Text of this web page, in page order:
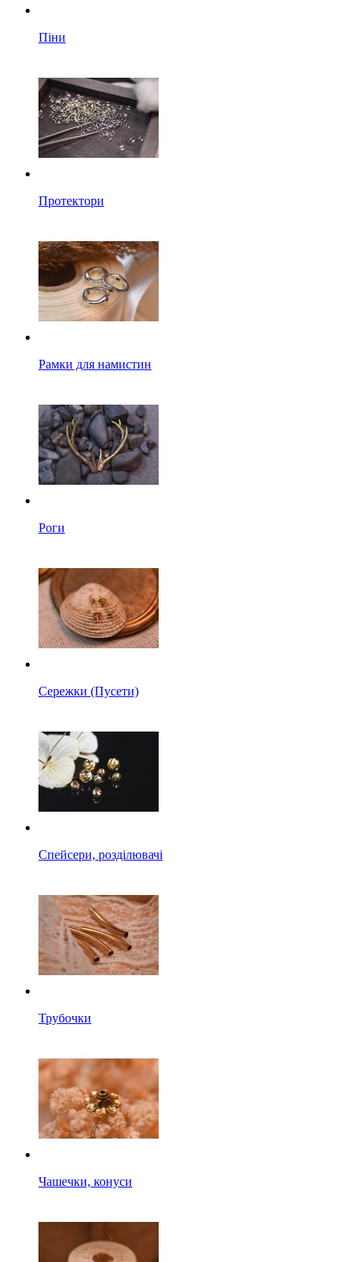
Піни
Протектори
Рамки для намистин
Роги
Сережки (Пусети)
Спейсери, розділювачі
Трубочки
Чашечки, конуси